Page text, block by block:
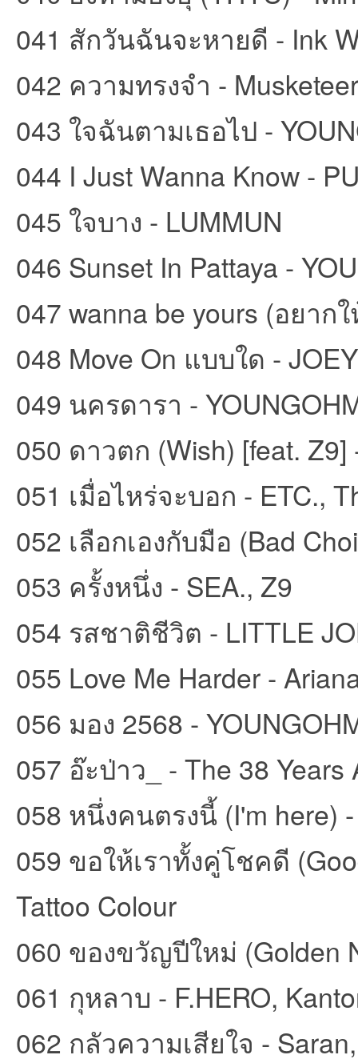
041 สักวันฉันจะหายดี - Ink
042 ความทรงจำ -
043 ใจฉันตามเธอไป -
044 I Just Wanna Know -
045 ใจบาง - LUMMUN
046 Sunset In Pattaya -
047 wanna be yours (อยาก
048 Move On แบบใด -
049 นครดารา -
050 ดาวตก (Wish) [feat. Z9]
051 เมื่อไหร่จะบอก - ETC.,
052 เลือกเองกับมือ (Bad
053 ครั้งหนึ่ง - SEA., Z9
054 รสชาติชีวิต - LITTLE
055 Love Me Harder -
056 มอง 2568 -
057 อ๊ะป่าว_ - The 38 Years
058 หนึ่งคนตรงนี้ (I'm here)
059 ขอให้เราทั้งคู่โชคดี
Tattoo Colour
060 ของขวัญปีใหม่ (Golden
061 กุหลาบ - F.HERO,
062 กลัวความเสียใจ -